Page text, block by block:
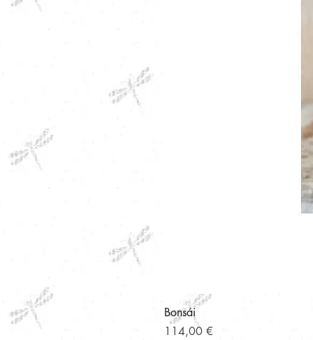
Bonsái
Precio
114,00 €